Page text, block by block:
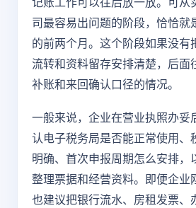
记账工作可以往后放一放。可从
司最容易出问题的阶段，恰恰就
的前两个月。这个阶段如果没有
流转和资料留存安排清楚，后面
补账和来回确认口径的情况。
一般来说，企业在营业执照办妥
认电子税务局是否能正常使用、
明确、首次申报周期怎么安排，
整理票据和经营资料。即便企业
也建议把银行流水、房租发票、